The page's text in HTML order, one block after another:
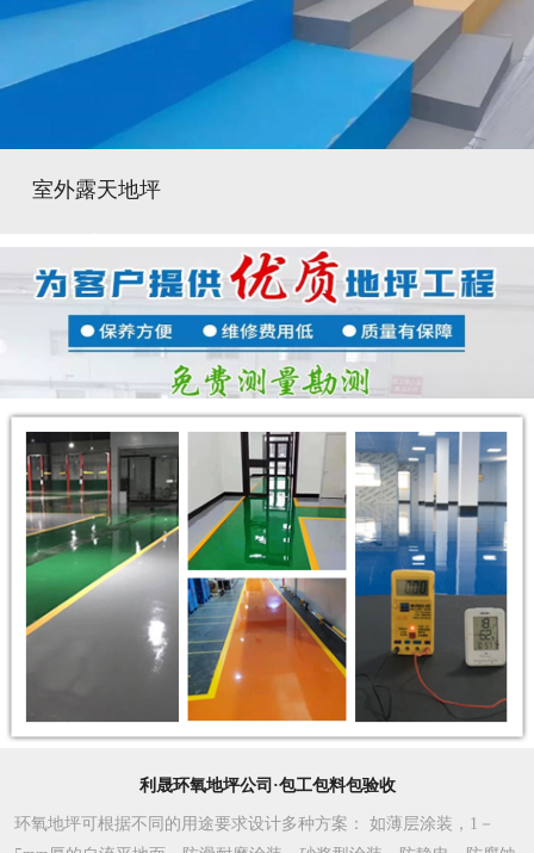
室外露天地坪
利晟环氧地坪公司·包工包料包验收
环氧地坪可根据不同的用途要求设计多种方案 ： 如薄层涂装，1－